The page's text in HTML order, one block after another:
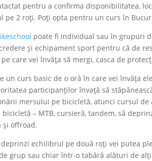
pentru a confirma disponibilitatea,
pe 2 roți. Poți opta pentru un curs în
poate fi individual sau în grupuri
și echipament sport pentru că de
care vei învăța să mergi, casca de
un curs basic de o oră în care vei învăța
participanților învață să
mersului pe bicicletă, atunci cursul
– MTB, cursieră, tandem, să
și offroad.
deprinzi echilibrul pe două roți vei putea
grup sau chiar într-o tabără alături de